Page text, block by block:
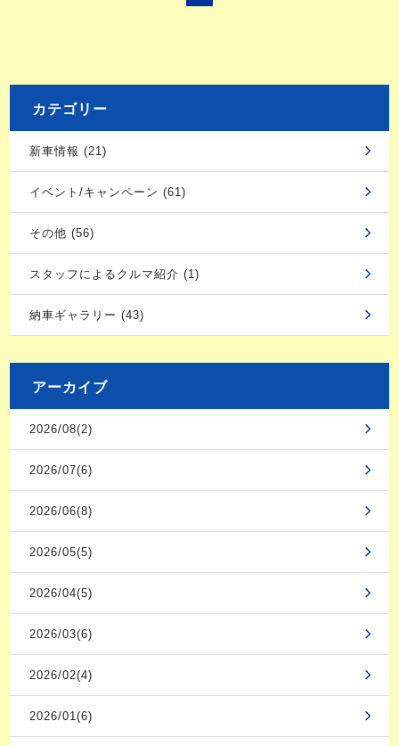
カテゴリー
新車情報 (21)
イベント/キャンペーン (61)
その他 (56)
スタッフによるクルマ紹介 (1)
納車ギャラリー (43)
アーカイブ
2026/08(2)
2026/07(6)
2026/06(8)
2026/05(5)
2026/04(5)
2026/03(6)
2026/02(4)
2026/01(6)